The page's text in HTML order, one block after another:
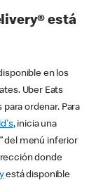
está
en los
Uber Eats
ordenar. Para
, inicia una
del menú inferior
donde
está disponible